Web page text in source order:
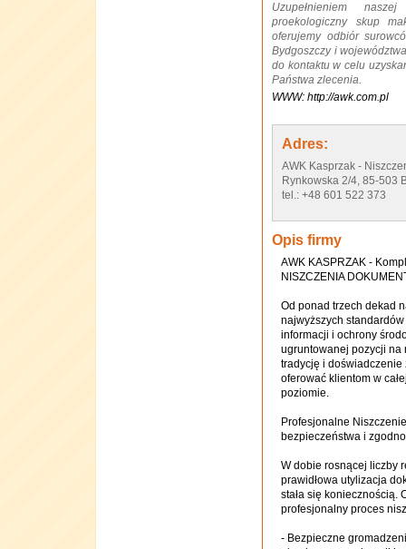
Uzupełnieniem
proekologiczny skup
oferujemy odbiór
Bydgoszczy i
do kontaktu w celu
Państwa zlecenia.
WWW: http://awk.com.pl
Adres:
AWK Kasprzak -
Rynkowska 2/4, 85-503
tel.: +48 601 522 373
Opis firmy
AWK KASPRZAK -
NISZCZENIA
Od ponad trzech dekad
najwyższych
informacji i ochrony
ugruntowanej pozycji na
tradycję i
oferować klientom w
poziomie.
Profesjonalne
bezpieczeństwa i
W dobie rosnącej liczby
prawidłowa utylizacja
stała się koniecznością.
profesjonalny proces
- Bezpieczne